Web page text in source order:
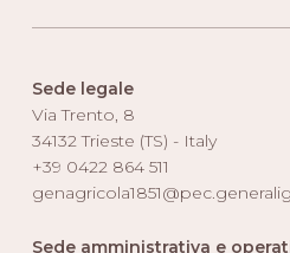
Sede legale
Via Trento, 8
34132 Trieste (TS) - Italy
+39 0422 864 511
Sede amministrativa e